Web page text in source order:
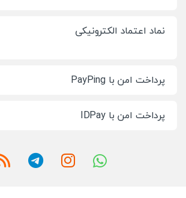
نماد اعتماد الکترونیکی
پرداخت امن با PayPing
پرداخت امن با IDPay